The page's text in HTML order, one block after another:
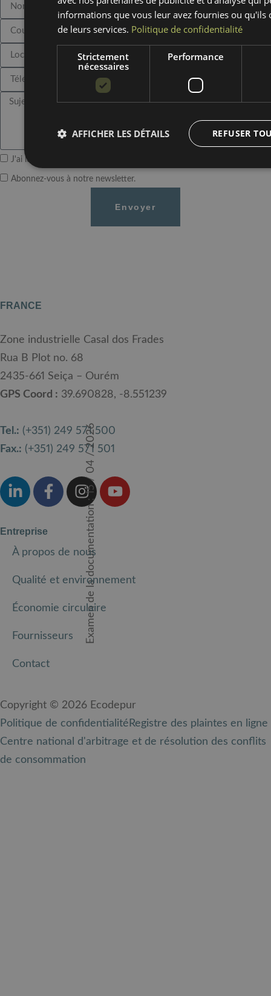
J'ai lu et j'accepte les
Abonnez-vous à notre newsletter.
Envoyer
FRANCE
Zone industrielle Casal dos Frades
Rua B Plot no. 68
2435-661 Seiça – Ourém
GPS Coord : 39.690828, -8.551239
Tel.: (+351) 249 571 500
Fax.: (+351) 249 571 501
Entreprise
À propos de nous
Qualité et environnement
Économie circulaire
Fournisseurs
Contact
Examen de la documentation : 15 / 04 / 2026
Copyright © 2026 Ecodepur
Politique de confidentialité Registre des plaintes en ligne
Centre national d'arbitrage et de résolution des conflits
de consommation
informations que vous leur avez fournies ou
de leurs services. Politique de confidentialité
Strictement
nécessaires
Performance
REFUSER
AFFICHER LES DÉTAILS